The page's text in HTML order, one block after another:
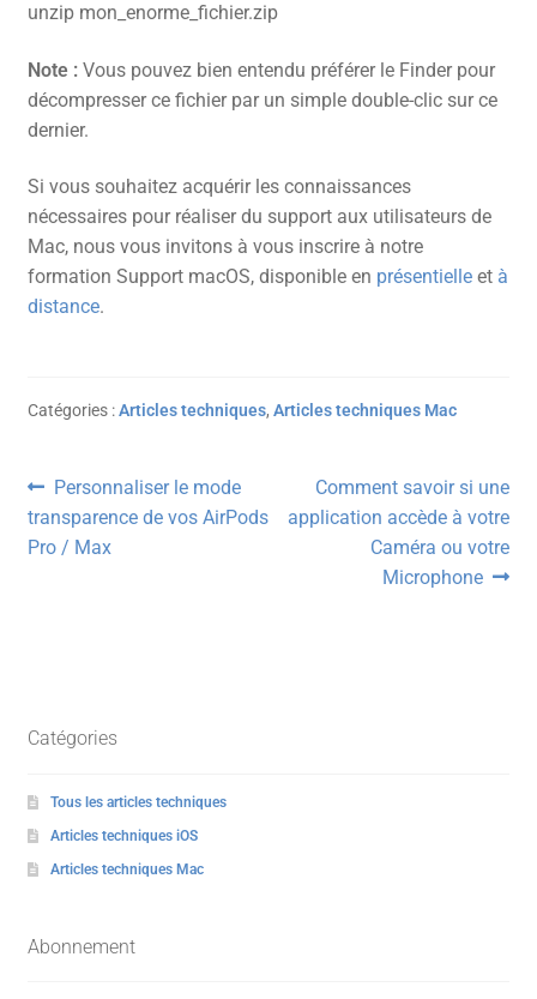
unzip mon_enorme_fichier.zip
Note :Vous pouvez bien entendu préférer le Finder pour
décompresser ce fichier par un simple double-clic sur ce
dernier.
Si vous souhaitez acquérir les connaissances
nécessaires pour réaliser du support aux utilisateurs de
Mac, nous vous invitons à vous inscrire à notre
formation Support macOS, disponible en présentielleet à
distance.
Catégories :Articles techniques, Articles techniques Mac
Navigation
de
Article
précédent :
Personnaliser le mode
transparence de vos AirPods
Pro / Max
Article
suivant :
Comment savoir si une
application accède à votre
Caméra ou votre
Microphone
Catégories
Tous les articles techniques
Articles techniques iOS
Articles techniques Mac
Abonnement